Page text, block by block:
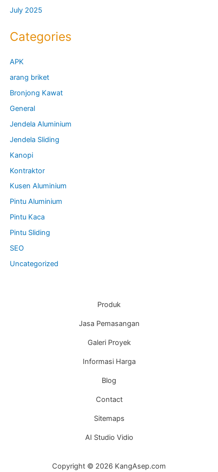
July 2025
Categories
APK
arang briket
Bronjong Kawat
General
Jendela Aluminium
Jendela Sliding
Kanopi
Kontraktor
Kusen Aluminium
Pintu Aluminium
Pintu Kaca
Pintu Sliding
SEO
Uncategorized
Produk
Jasa Pemasangan
Galeri Proyek
Informasi Harga
Blog
Contact
Sitemaps
AI Studio Vidio
Copyright © 2026 KangAsep.com